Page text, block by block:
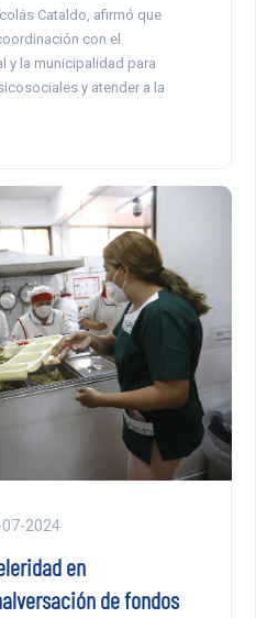
Cataldo, afirmó que
con el
y la municipalidad para
y atender a la
2024
en
de fondos